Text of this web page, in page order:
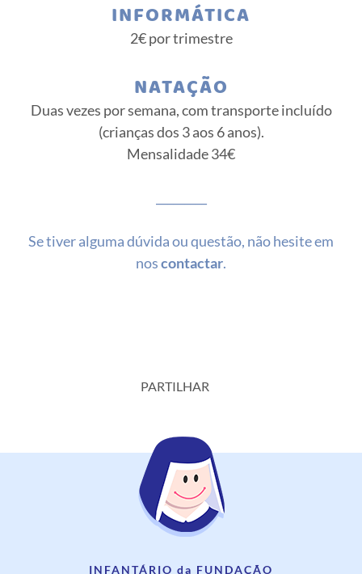
INFORMÁTICA
2€ por trimestre
NATAÇÃO
Duas vezes por semana, com transporte incluído
(crianças dos 3 aos 6 anos).
Mensalidade 34€
Se tiver alguma dúvida ou questão, não hesite em
noscontactar.
PARTILHAR
INFANTÁRIO da FUNDAÇÃO